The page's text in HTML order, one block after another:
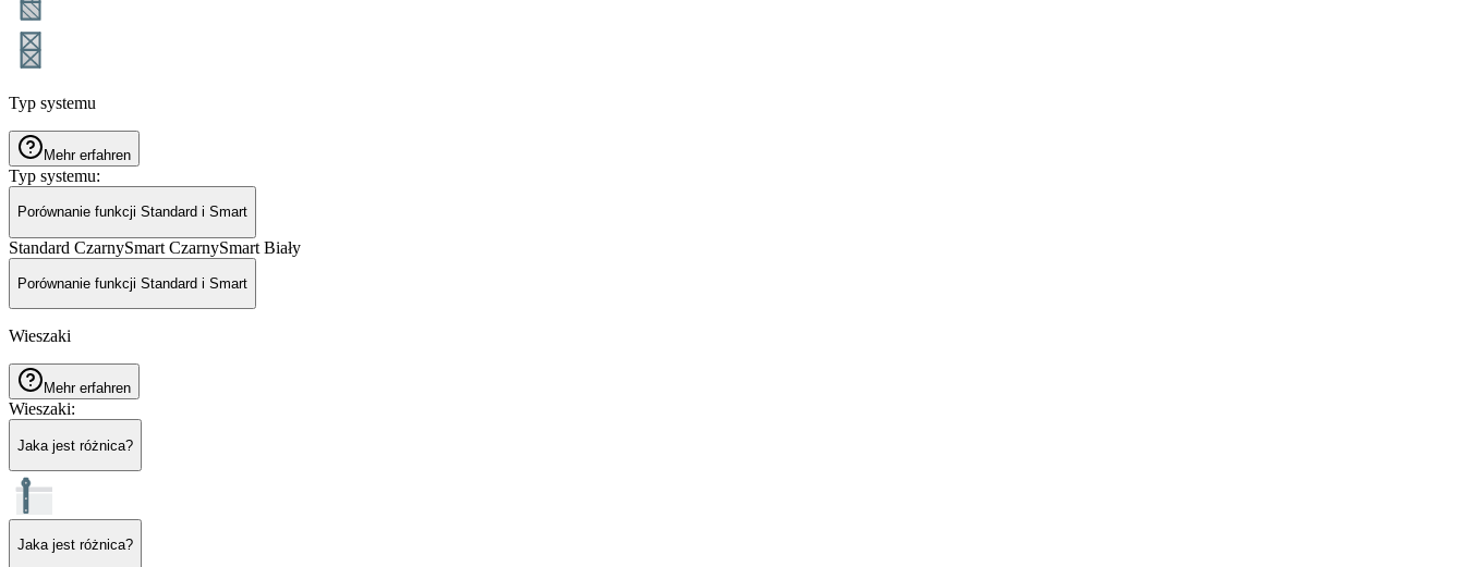
Typ systemu
Mehr erfahren
Typ systemu:
Porównanie funkcji Standard i Smart
Standard CzarnySmart CzarnySmart Biały
Porównanie funkcji Standard i Smart
Wieszaki
Mehr erfahren
Wieszaki:
Jaka jest różnica?
Jaka jest różnica?